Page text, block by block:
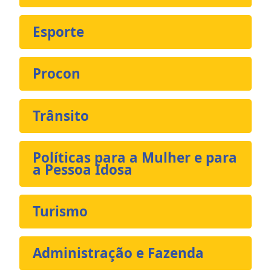
Esporte
Procon
Trânsito
Políticas para a Mulher e para
a Pessoa Idosa
Turismo
Administração e Fazenda